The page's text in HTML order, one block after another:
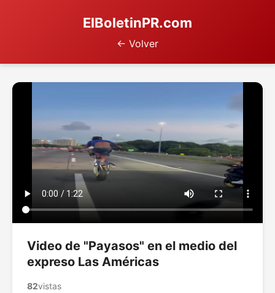
ElBoletinPR.com
← Volver
Video de "Payasos" en el medio del
expreso Las Américas
82vistas